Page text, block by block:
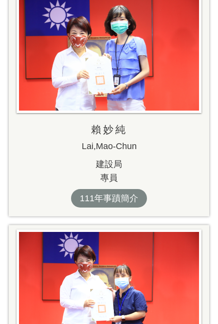
賴妙純
Lai,Mao-Chun
建設局
專員
111年事蹟簡介